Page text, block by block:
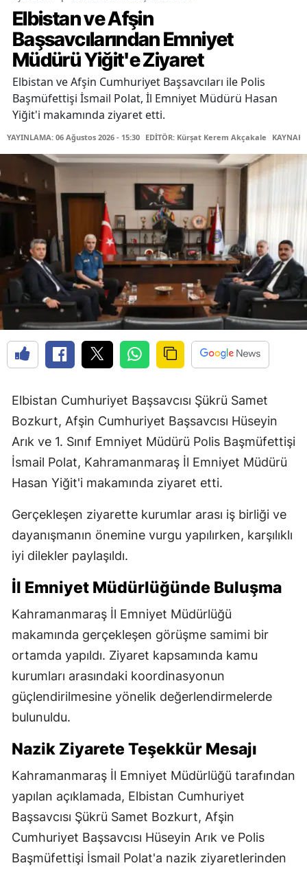
Elbistan ve Afşin
Başsavcılarından Emniyet
Müdürü Yiğit'e Ziyaret
Elbistan ve Afşin Cumhuriyet Başsavcıları ile Polis
Başmüfettişi İsmail Polat, İl Emniyet Müdürü Hasan
Yiğit'i makamında ziyaret etti.
YAYINLAMA: 06 Ağustos 2026 - 15:30 EDİTÖR: Kürşat Kerem Akçakale
Elbistan Cumhuriyet Başsavcısı Şükrü Samet
Bozkurt, Afşin Cumhuriyet Başsavcısı Hüseyin
Arık ve 1. Sınıf Emniyet Müdürü Polis Başmüfettişi
İsmail Polat, Kahramanmaraş İl Emniyet Müdürü
Hasan Yiğit'i makamında ziyaret etti.
Gerçekleşen ziyarette kurumlar arası iş birliği ve
dayanışmanın önemine vurgu yapılırken, karşılıklı
iyi dilekler paylaşıldı.
İl Emniyet Müdürlüğünde Buluşma
Kahramanmaraş İl Emniyet Müdürlüğü
makamında gerçekleşen görüşme samimi bir
ortamda yapıldı. Ziyaret kapsamında kamu
kurumları arasındaki koordinasyonun
güçlendirilmesine yönelik değerlendirmelerde
bulunuldu.
Nazik Ziyarete Teşekkür Mesajı
Kahramanmaraş İl Emniyet Müdürlüğü tarafından
yapılan açıklamada, Elbistan Cumhuriyet
Başsavcısı Şükrü Samet Bozkurt, Afşin
Cumhuriyet Başsavcısı Hüseyin Arık ve Polis
Başmüfettişi İsmail Polat'a nazik ziyaretlerinden